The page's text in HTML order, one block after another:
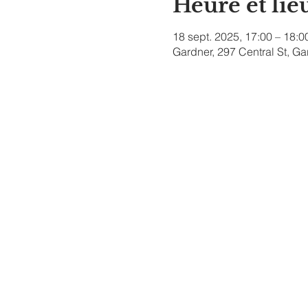
Heure et
18 sept. 2025, 17:00 –
Gardner, 297 Central St,